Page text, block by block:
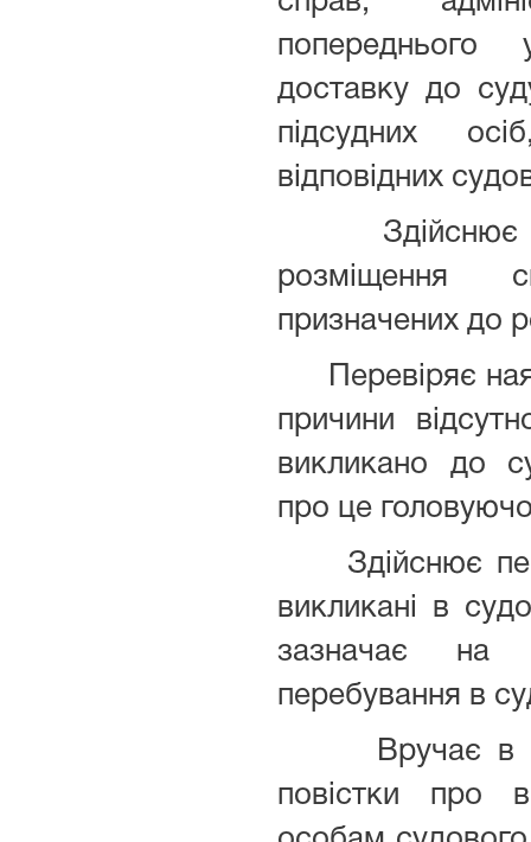
попереднього
доставку до
підсудних
відповідних
Здійснює
розміщення
призначених до
Перевіряє
причини
викликано до
про це
Здійснює
викликані в
зазначає на
перебування в
Вручає в
повістки про